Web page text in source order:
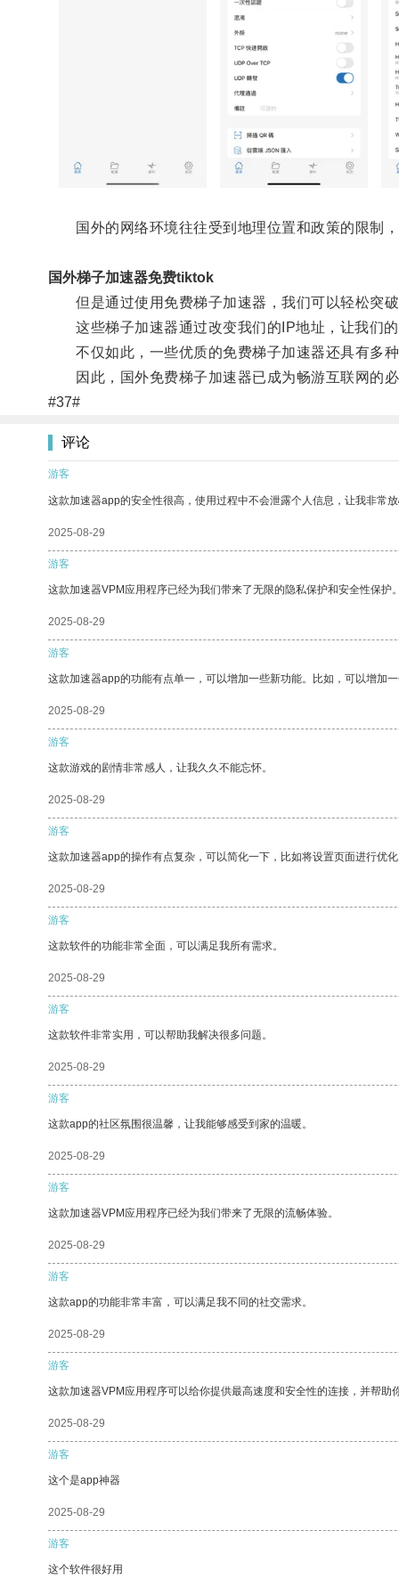
国外的网络环境往往受到地理位置和政策的限制，
国外梯子加速器免费tiktok
但是通过使用免费梯子加速器，我们可以轻松突破
这些梯子加速器通过改变我们的IP地址，让我们的
不仅如此，一些优质的免费梯子加速器还具有多种
因此，国外免费梯子加速器已成为畅游互联网的
#37#
评论
游客
这款加速器app的安全性很高，使用过程中不会泄露个人信息，让我非常
2025-08-29
游客
这款加速器VPM应用程序已经为我们带来了无限的隐私保护和安全性保护
2025-08-29
游客
这款加速器app的功能有点单一，可以增加一些新功能。比如，可以增加
2025-08-29
游客
这款游戏的剧情非常感人，让我久久不能忘怀。
2025-08-29
游客
这款加速器app的操作有点复杂，可以简化一下，比如将设置页面进行优
2025-08-29
游客
这款软件的功能非常全面，可以满足我所有需求。
2025-08-29
游客
这款软件非常实用，可以帮助我解决很多问题。
2025-08-29
游客
这款app的社区氛围很温馨，让我能够感受到家的温暖。
2025-08-29
游客
这款加速器VPM应用程序已经为我们带来了无限的流畅体验。
2025-08-29
游客
这款app的功能非常丰富，可以满足我不同的社交需求。
2025-08-29
游客
这款加速器VPM应用程序可以给你提供最高速度和安全性的连接，并帮助
2025-08-29
游客
这个是app神器
2025-08-29
游客
这个软件很好用